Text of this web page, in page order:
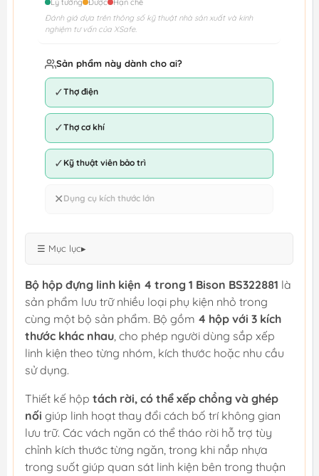
Lý tưởng Được
Hạn chế
Đánh giá dựa trên thông số kỹ thuật nhà sản xuất và kinh
nghiệm tư vấn của XSafe.
Sản phẩm này dành cho ai?
✓Thợ điện
✓Thợ cơ khí
✓ Kỹ thuật viên bảo trì
✕ Dụng cụ kích thước lớn
☰ Mục lục▸
Bộ hộp đựng linh kiện 4 trong 1 Bison BS322881 là
sản phẩm lưu trữ nhiều loại phụ kiện nhỏ trong
cùng một bộ sản phẩm. Bộ gồm 4 hộp với 3 kích
thước khác nhau, cho phép người dùng sắp xếp
linh kiện theo từng nhóm, kích thước hoặc nhu cầu
sử dụng.
Thiết kế hộp tách rời, có thể xếp chồng và ghép
nối giúp linh hoạt thay đổi cách bố trí không gian
lưu trữ. Các vách ngăn có thể tháo rời hỗ trợ tùy
chỉnh kích thước từng ngăn, trong khi nắp nhựa
trong suốt giúp quan sát linh kiện bên trong thuận